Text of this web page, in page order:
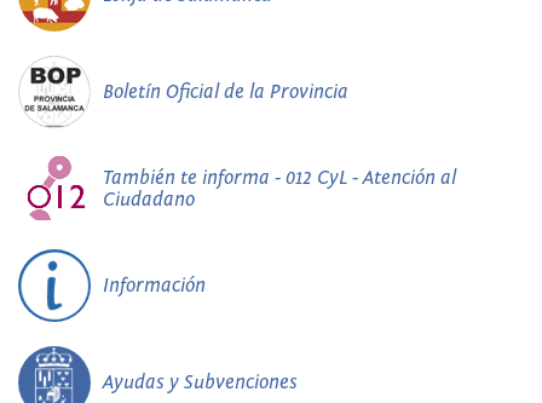
Boletín Oficial de la Provincia
También te informa - 012 CyL - Atención al
Ciudadano
Información
Ayudas y Subvenciones